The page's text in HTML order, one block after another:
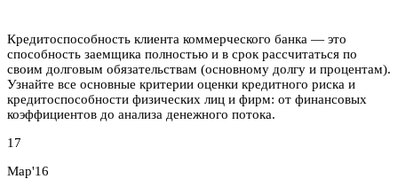
Кредитоспособность клиента коммерческого банка — это
способность заемщика полностью и в срок рассчитаться по
своим долговым обязательствам (основному долгу и процентам).
Узнайте все основные критерии оценки кредитного риска и
кредитоспособности физических лиц и фирм: от финансовых
коэффициентов до анализа денежного потока.
17
Мар'16